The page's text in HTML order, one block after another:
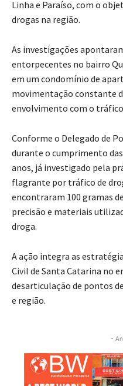
Linha e Paraíso, com o
drogas na região.
As investigações
entorpecentes no bairro
em um condomínio de
movimentação constante
envolvimento com o
Conforme o Delegado de
durante o cumprimento
anos, já investigado pela
flagrante por tráfico de
encontraram 100 gramas
precisão e materiais
droga.
A ação integra as
Civil de Santa Catarina no
desarticulação de pontos
e região.
-